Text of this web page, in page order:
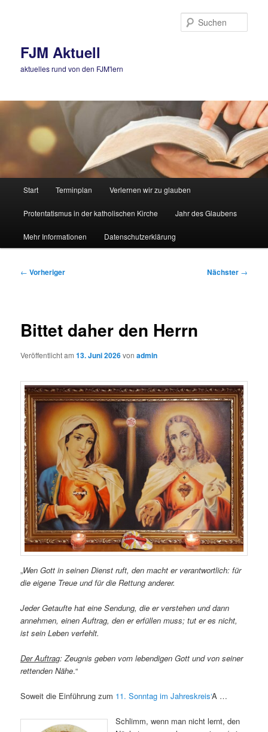
FJM Aktuell
aktuelles rund von den FJM'lern
Start Terminplan Verlernen wir zu glauben
Protentatismus in der katholischen Kirche Jahr des Glaubens
Mehr Informationen Datenschutzerklärung
Beitragsnavigation
← Vorheriger Nächster →
Bittet daher den Herrn
Veröffentlicht am13. Juni 2026vonadmin
„Wen Gott in seinen Dienst ruft, den macht er verantwortlich: für
die eigene Treue und für die Rettung anderer.
Jeder Getaufte hat eine Sendung, die er verstehen und dann
annehmen, einen Auftrag, den er erfüllen muss; tut er es nicht,
ist sein Leben verfehlt.
Der Auftrag: Zeugnis geben vom lebendigen Gott und von seiner
rettenden Nähe.“
Soweit die Einführung zum 11. Sonntag im Jahreskreis‘A …
Schlimm, wenn man nicht lernt, den